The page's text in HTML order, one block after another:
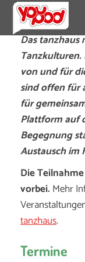
Das tanzhaus
Tanzkulturen.
von und für
sind offen für
für
Plattform auf
Begegnung
Austausch im
Die
vorbei. Mehr
tanzhaus.
Termine